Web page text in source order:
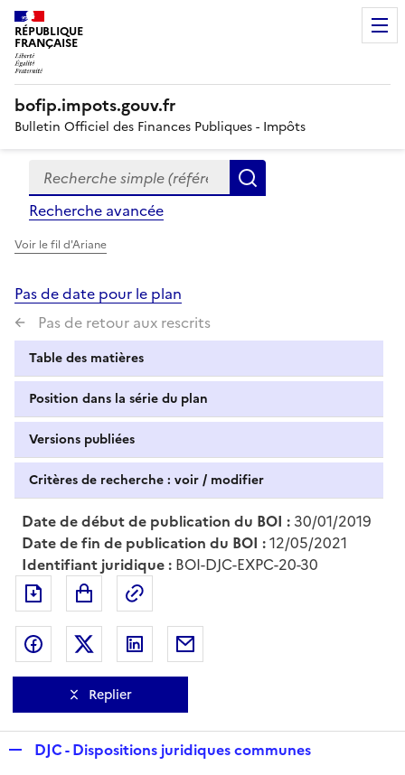
RÉPUBLIQUE
FRANÇAISE
bofip.impots.gouv.fr
Bulletin Officiel des Finances Publiques - Impôts
Formulaire
de
recherche
Recherche simple (références, mots clés, partie du
Recherche avancée
Voir le fil d'Ariane
Pas de date pour le plan
Pas de retour aux rescrits
Table des matières
Position dans la série du plan
Versions publiées
Critères de recherche : voir / modifier
Date de début de publication du BOI : 30/01/2019
Date de fin de publication du BOI :12/05/2021
Identifiant juridique : BOI-DJC-EXPC-20-30
Exporter le document au format pdf
Partager sur Facebook
Partager sur Twitter
Partager sur LinkedIn
Replier
DJC - Dispositions juridiques communes